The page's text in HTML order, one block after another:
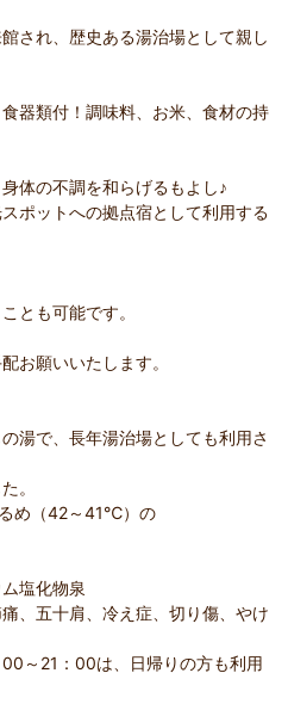
され、歴史ある湯治場として親し
器類付！調味料、お米、食材の持
体の不調を和らげるもよし♪
ポットへの拠点宿として利用する
とも可能です。
お願いいたします。
湯で、長年湯治場としても利用さ
。
め（42～41℃）の
塩化物泉
、五十肩、冷え症、切り傷、やけ
～21：00は、日帰りの方も利用